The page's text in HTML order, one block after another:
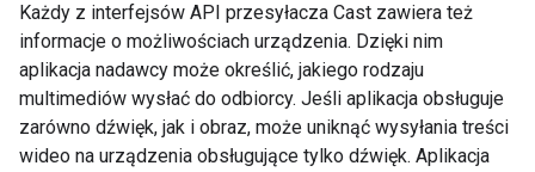
Każdy z interfejsów API przesyłacza Cast zawiera też
informacje o możliwościach urządzenia. Dzięki nim
aplikacja nadawcy może określić, jakiego rodzaju
multimediów wysłać do odbiorcy. Jeśli aplikacja obsługuje
zarówno dźwięk, jak i obraz, może uniknąć wysyłania treści
wideo na urządzenia obsługujące tylko dźwięk. Aplikacja